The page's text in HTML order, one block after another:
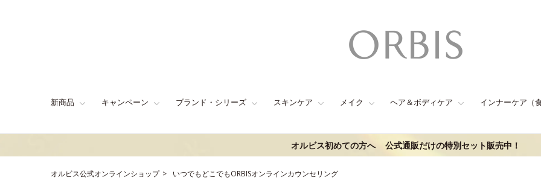
新商品 キャンペーン ブランド・シリーズ スキンケア メイク ヘア＆ボディケア インナーケア（
オルビス初めての方へ 公式通販だけの特別セット販売中！
オルビス公式オンラインショップ いつでもどこでもORBISオンラインカウンセリング